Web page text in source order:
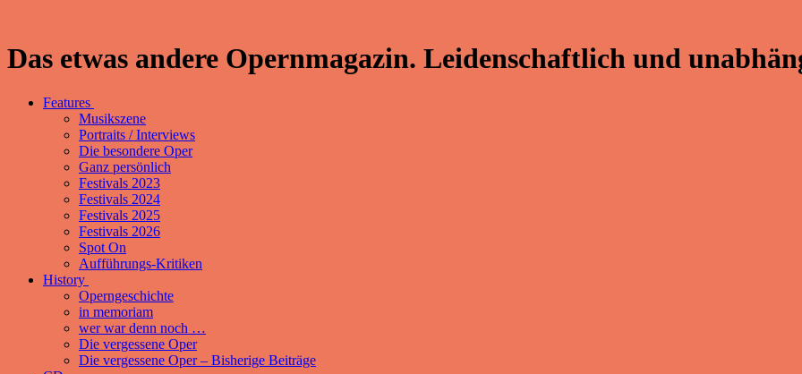
Das etwas andere Opernmagazin. Leidenschaftlich und
Features
Musikszene
Portraits / Interviews
Die besondere Oper
Ganz persönlich
Festivals 2023
Festivals 2024
Festivals 2025
Festivals 2026
Spot On
Aufführungs-Kritiken
History
Operngeschichte
in memoriam
wer war denn noch …
Die vergessene Oper
Die vergessene Oper – Bisherige Beiträge